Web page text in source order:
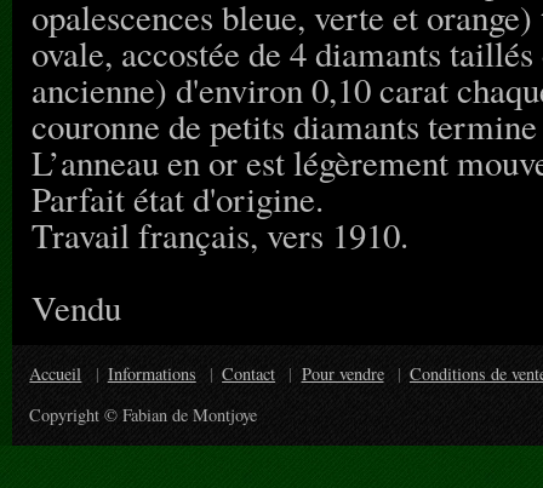
opalescences bleue, verte et
ovale, accostée de 4 diamants
ancienne) d'environ 0,10 carat
couronne de petits diamants
L’anneau en or est légèrement
Parfait état d'origine.
Travail français, vers 1910.
Vendu
Accueil Informations Contact Pour vendre
Conditions de
Copyright © Fabian de Montjoye